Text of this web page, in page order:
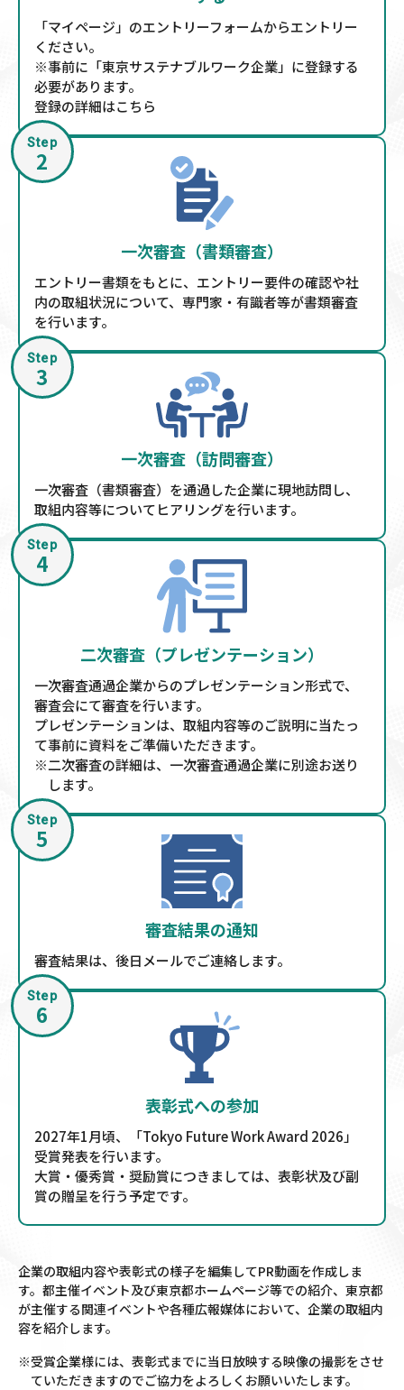
「マイページ」のエントリーフォームからエントリー
ください。
※事前に「東京サステナブルワーク企業」に登録する
必要があります。
登録の詳細はこちら
Step
2
一次審査（書類審査）
エントリー書類をもとに、エントリー要件の確認や社
内の取組状況について、専門家・有識者等が書類審査
を行います。
Step
3
一次審査（訪問審査）
一次審査（書類審査）を通過した企業に現地訪問し、
取組内容等についてヒアリングを行います。
Step
4
二次審査（プレゼンテーション）
一次審査通過企業からのプレゼンテーション形式で、
審査会にて審査を行います。
プレゼンテーションは、取組内容等のご説明に当たっ
て事前に資料をご準備いただきます。
※二次審査の詳細は、一次審査通過企業に別途お送り
します。
Step
5
審査結果の通知
審査結果は、後日メールでご連絡します。
Step
6
表彰式への参加
2027年1月頃、「Tokyo Future Work Award 2026」
受賞発表を行います。
大賞・優秀賞・奨励賞につきましては、表彰状及び副
賞の贈呈を行う予定です。
企業の取組内容や表彰式の様子を編集してPR動画を作成しま
す。都主催イベント及び東京都ホームページ等での紹介、 東京都
が主催する関連イベントや各種広報媒体において、企業の取組内
容を紹介します。
※受賞企業様には、表彰式までに当日放映する映像の撮影をさせ
ていただきますのでご協力をよろしくお願いいたします。